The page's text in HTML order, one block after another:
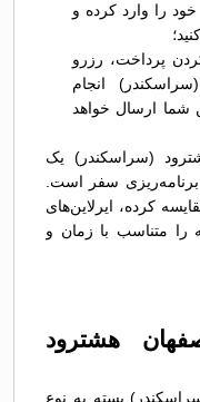
را وارد کرده و
پرداخت، رزرو
انجام
شما ارسال خواهد
(سراسکندر) یک
سفر است.
کرده، ایرلاین‌های
را متناسب با زمان و
هشترود
بسته به نوع